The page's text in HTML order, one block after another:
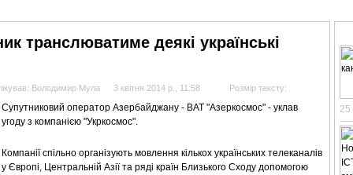
транслюватиме деякі українські
Розмір тексту:
Володимир Мула 3 квітня 2014 р., 11:58
Супутниковий оператор Азербайджану - ВАТ "Азеркосмос" - уклав
угоду з компанією "Укркосмос".
Компанії спільно організують мовлення кількох українських телеканалів
у Європі, Центральній Азії та ряді країн Близького Сходу допомогою
25